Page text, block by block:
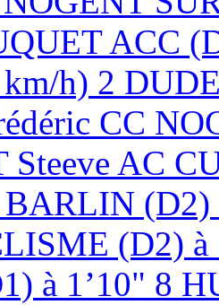
ACC
h) 2
CC
Steeve AC
(D2)
à 1’10" 8